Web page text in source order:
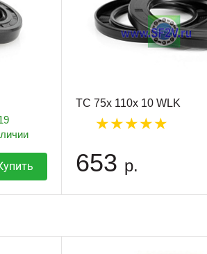
TC 75x 110x 10 WLK
653 р.